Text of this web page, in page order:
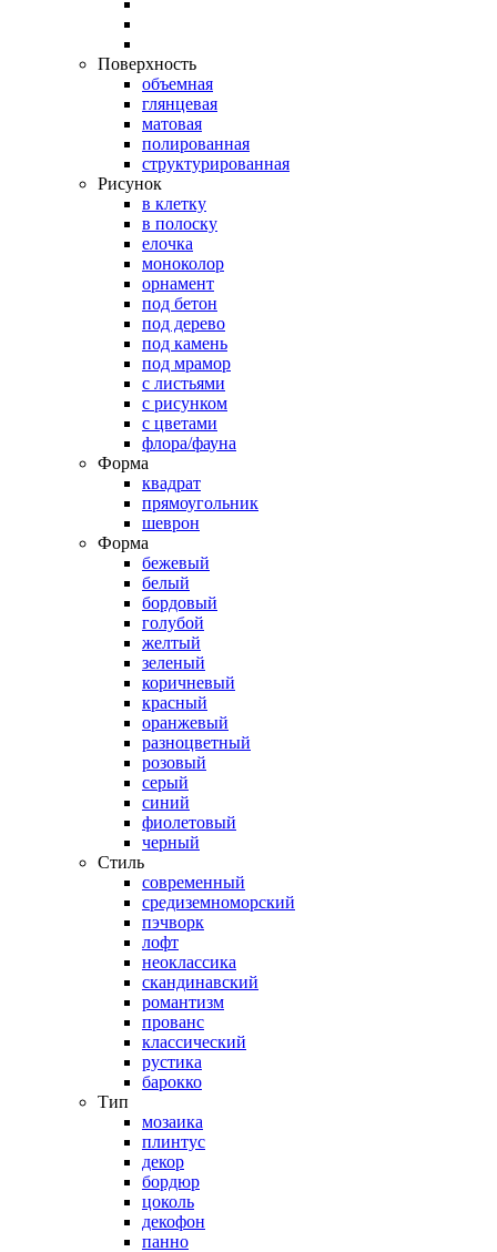
Поверхность
объемная
глянцевая
матовая
полированная
структурированная
Рисунок
в клетку
в полоску
елочка
моноколор
орнамент
под бетон
под дерево
под камень
под мрамор
с листьями
с рисунком
с цветами
флора/фауна
Форма
квадрат
прямоугольник
шеврон
Форма
бежевый
белый
бордовый
голубой
желтый
зеленый
коричневый
красный
оранжевый
разноцветный
розовый
серый
синий
фиолетовый
черный
Стиль
современный
средиземноморский
пэчворк
лофт
неоклассика
скандинавский
романтизм
прованс
классический
рустика
барокко
Тип
мозаика
плинтус
декор
бордюр
цоколь
декофон
панно